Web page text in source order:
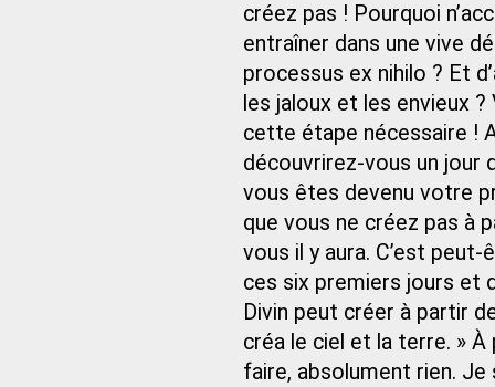
créez pas ! Pourquoi
entraîner dans une vive
processus ex nihilo ? Et
les jaloux et les envieux
cette étape nécessaire !
découvrirez-vous un jour
vous êtes devenu votre
que vous ne créez pas à
vous il y aura. C’est
ces six premiers jours et
Divin peut créer à partir
créa le ciel et la terre. » À
faire, absolument rien. Je